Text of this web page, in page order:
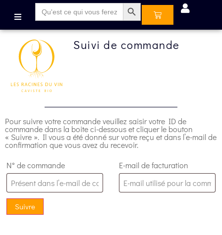
Search
for:
Search Button
Suivi de commande
Pour suivre votre commande veuillez saisir votre ID de
commande dans la boite ci-dessous et cliquer le bouton
« Suivre ». Il vous a été donné sur votre reçu et dans l’e-mail de
confirmation que vous avez du recevoir.
N° de commande
E-mail de facturation
Suivre